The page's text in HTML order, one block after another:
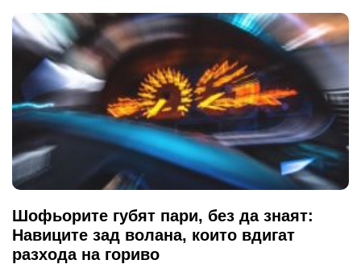
Шофьорите губят пари, без да знаят:
Навиците зад волана, които вдигат
разхода на гориво